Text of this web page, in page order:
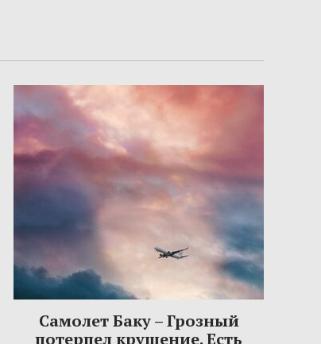
Самолет Баку – Грозный
потерпел крушение. Есть